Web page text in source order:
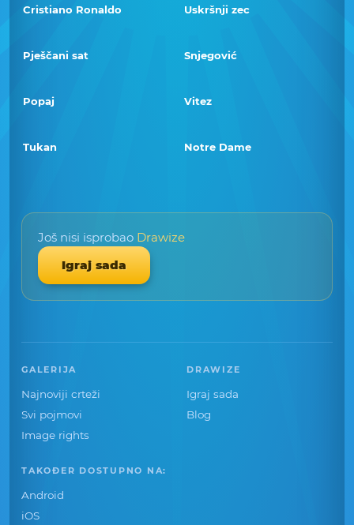
Cristiano Ronaldo Uskršnji zec
Pješčani sat Snjegović
Popaj Vitez
Tukan Notre Dame
Još nisi isprobao Drawize
Igraj sada
GALERIJA
Najnoviji crteži
Svi pojmovi
Image rights
DRAWIZE
Igraj sada
Blog
TAKOĐER DOSTUPNO NA:
Android
iOS